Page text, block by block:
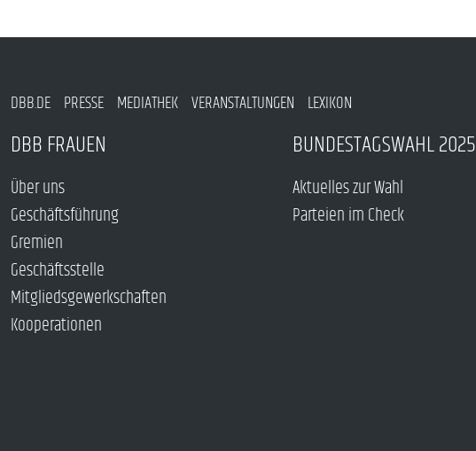
DBB.DE PRESSE MEDIATHEK VERANSTALTUNGEN LEXIKON
DBB FRAUEN
Über uns
Geschäftsführung
Gremien
Geschäftsstelle
Mitgliedsgewerkschaften
Kooperationen
BUNDESTAGSWAHL 2025
Aktuelles zur Wahl
Parteien im Check